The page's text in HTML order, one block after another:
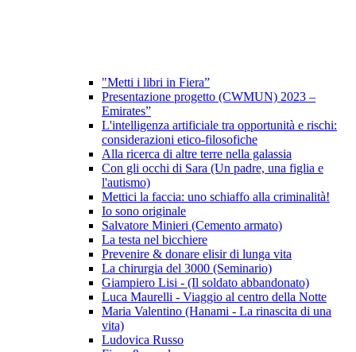
"Metti i libri in Fiera”
Presentazione progetto (CWMUN) 2023 –
Emirates”
L'intelligenza artificiale tra opportunità e rischi:
considerazioni etico-filosofiche
Alla ricerca di altre terre nella galassia
Con gli occhi di Sara (Un padre, una figlia e
l'autismo)
Mettici la faccia: uno schiaffo alla criminalità!
Io sono originale
Salvatore Minieri (Cemento armato)
La testa nel bicchiere
Prevenire & donare elisir di lunga vita
La chirurgia del 3000 (Seminario)
Giampiero Lisi - (Il soldato abbandonato)
Luca Maurelli - Viaggio al centro della Notte
Maria Valentino (Hanami - La rinascita di una
vita)
Ludovica Russo